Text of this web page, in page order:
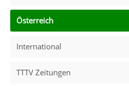
Österreich
International
TTTV Zeitungen